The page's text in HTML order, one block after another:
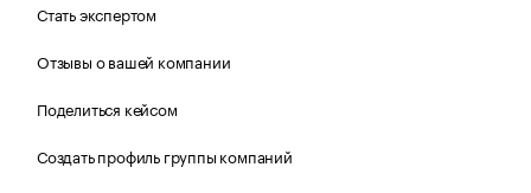
Стать экспертом
Отзывы о вашей компании
Поделиться кейсом
Создать профиль группы компаний